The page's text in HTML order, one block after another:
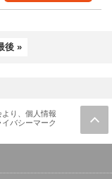
後 »
り、個人情報
バシーマーク